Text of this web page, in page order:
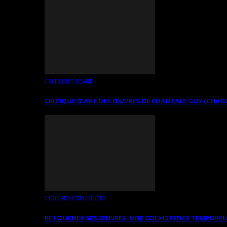
CRITIQUES D’ART
CRITIQUE D’ART DES ŒUVRES DE CHANTALE GUY
OEUVRES EXPLIQUÉES
RETOUCHER SES ŒUVRES. UNE COEXISTENCE